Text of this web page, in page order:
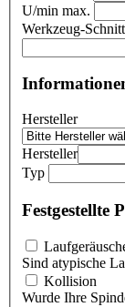
U/min max.
Werkzeug-
Hersteller
Hersteller
Typ
Festgestellte
Sind atypische
Kollision
Wurde Ihre